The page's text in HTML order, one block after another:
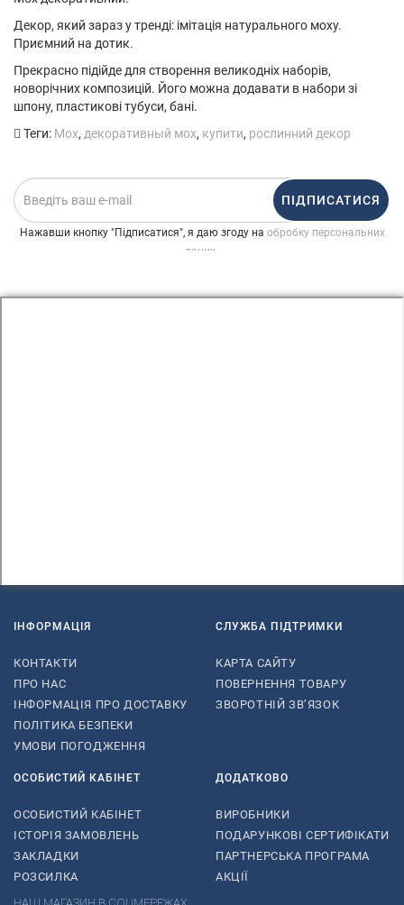
Декор, який зараз у тренді: імітація натурального моху.
Приємний на дотик.
Прекрасно підійде для створення великодніх наборів,
новорічних композицій. Його можна додавати в набори зі
шпону, пластикові тубуси, бані.
Теги: Мох, декоративный мох, купити, рослинний декор
ПІДПИСАТИСЯ
Нажавши кнопку "Підписатися", я даю згоду на обробку персональних
даних
ІНФОРМАЦІЯ
КОНТАКТИ
ПРО НАС
ІНФОРМАЦІЯ ПРО ДОСТАВКУ
ПОЛІТИКА БЕЗПЕКИ
УМОВИ ПОГОДЖЕННЯ
СЛУЖБА ПІДТРИМКИ
КАРТА САЙТУ
ПОВЕРНЕННЯ ТОВАРУ
ЗВОРОТНІЙ ЗВ’ЯЗОК
ОСОБИСТИЙ КАБІНЕТ
ОСОБИСТИЙ КАБІНЕТ
ІСТОРІЯ ЗАМОВЛЕНЬ
ЗАКЛАДКИ
РОЗСИЛКА
ДОДАТКОВО
ВИРОБНИКИ
ПОДАРУНКОВІ СЕРТИФІКАТИ
ПАРТНЕРСЬКА ПРОГРАМА
АКЦІЇ